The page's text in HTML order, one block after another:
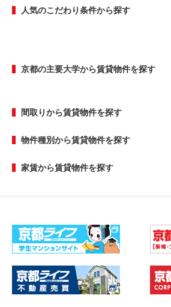
人気のこだわり条件から探す
京都の主要大学から賃貸物件を探す
間取りから賃貸物件を探す
物件種別から賃貸物件を探す
家賃から賃貸物件を探す